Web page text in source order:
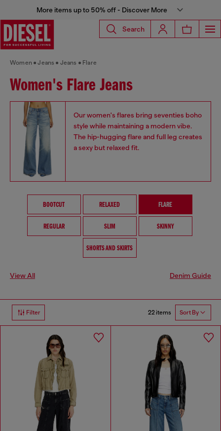
More items up to 50% off - Discover More
Search
Women Jeans Jeans Flare
Women's Flare Jeans
Our women's flares bring seventies boho
style while maintaining a modern vibe.
The hip-hugging flare and full leg creates
a sexy but relaxed fit.
BOOTCUT RELAXED FLARE
REGULAR SLIM SKINNY
SHORTS AND SKIRTS
View All Denim Guide
Filter 22 items Sort By